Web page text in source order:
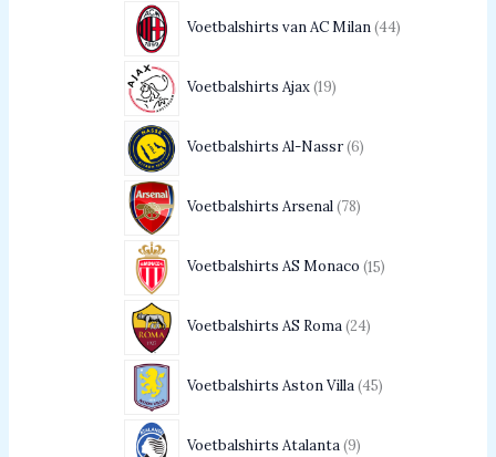
Voetbalshirts van AC Milan 44
Voetbalshirts Ajax 19
Voetbalshirts Al-Nassr 6
Voetbalshirts Arsenal 78
Voetbalshirts AS Monaco 15
Voetbalshirts AS Roma 24
Voetbalshirts Aston Villa 45
Voetbalshirts Atalanta 9